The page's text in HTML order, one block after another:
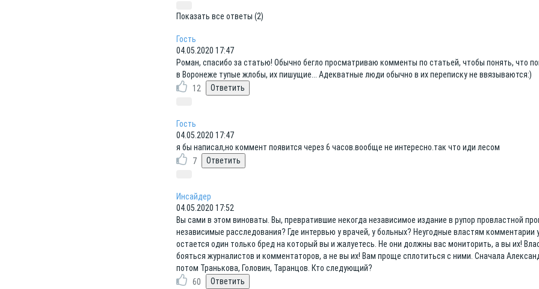
Показать все ответы (2)
Гость
04.05.2020 17:47
Роман, спасибо за статью! Обычно бегло просматриваю комменты по статьей, чтобы понять, что
в Воронеже тупые жлобы, их пишущие... Адекватные люди обычно в их переписку не ввязываются:)
12
Гость
04.05.2020 17:47
я бы написал,но коммент появится через 6 часов.вообще не интересно.так что иди лесом
7
Инсайдер
04.05.2020 17:52
Вы сами в этом виноваты. Вы, превратившие некогда независимое издание в рупор провластной
независимые расследования? Где интервью у врачей, у больных? Неугодные властям комментарии
остается один только бред на который вы и жалуетесь. Не они должны вас мониторить, а вы их!
бояться журналистов и комментаторов, а не вы их! Вам проще сплотиться с ними. Сначала
потом Транькова, Головин, Таранцов. Кто следующий?
60